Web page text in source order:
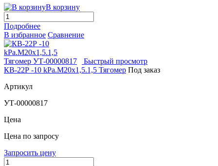
В корзину
Подробнее
В избранное Сравнение
Быстрый просмотр
КВ-22Р -10 kPа.М20х1,5.1,5 Тягомер Под заказ
Артикул
УТ-00000817
Цена
Цена по запросу
Запросить цену